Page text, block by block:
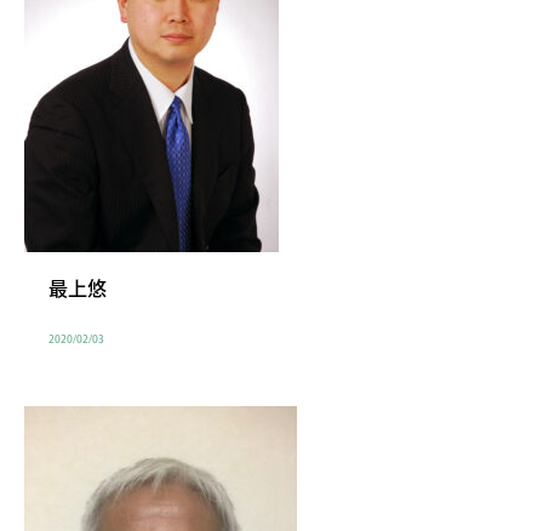
最上悠
2020/02/03